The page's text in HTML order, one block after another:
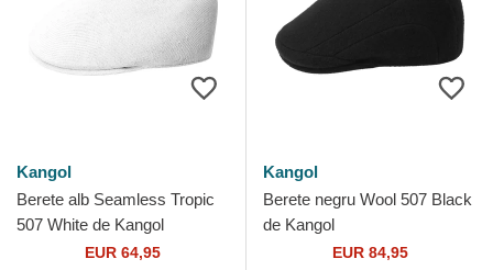
Kangol
Berete alb Seamless Tropic
507 White de Kangol
EUR 64,95
Kangol
Berete negru Wool 507 Black
de Kangol
EUR 84,95